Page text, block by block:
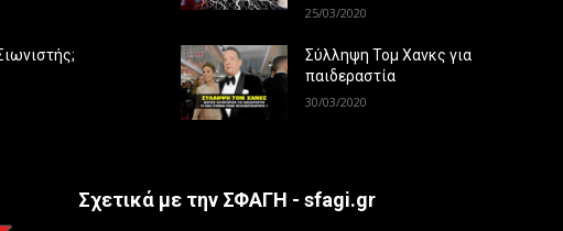
25/03/2020
Σύλληψη Τομ Χανκς για
παιδεραστία
30/03/2020
Σχετικά με την ΣΦΑΓΗ - sfagi.gr